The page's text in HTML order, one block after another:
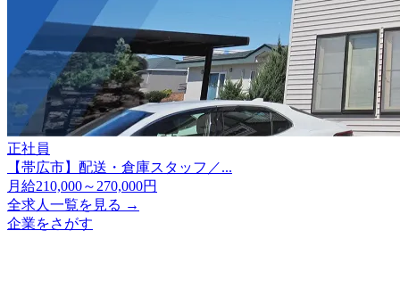
正社員
【帯広市】配送・倉庫スタッフ／...
月給210,000～270,000円
全求人一覧を見る →
企業をさがす